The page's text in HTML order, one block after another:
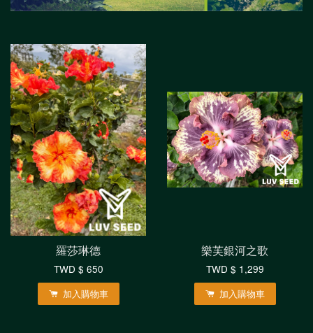
羅莎琳德
TWD $ 650
加入購物車
樂芙銀河之歌
TWD $ 1,299
加入購物車